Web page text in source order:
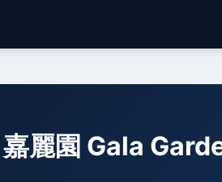
嘉麗園 Gala